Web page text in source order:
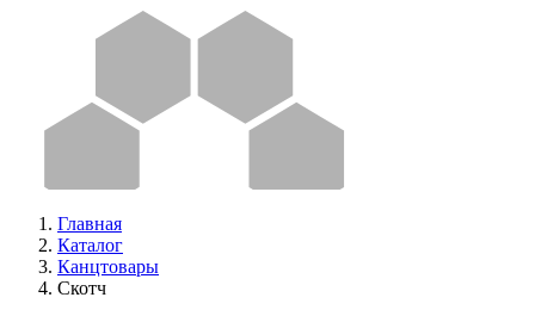
Главная
Каталог
Канцтовары
Скотч